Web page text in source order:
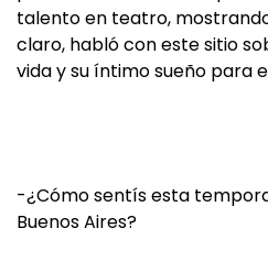
talento en teatro,
claro, habló con este sitio
vida y su íntimo sueño para
-¿Cómo sentís esta
Buenos Aires?